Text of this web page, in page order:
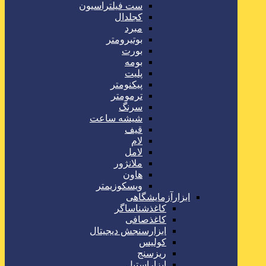
ست فیلتراسیون
کجلدال
مبرد
بوتیرومتر
بورت
بومه
پلیت
پیکنومتر
ترمومتر
سرنگ
شیشه ساعت
قیف
لام
لامل
ملانژور
هاون
ویسکوزیمتر
ابزارآزمایشگاهی
کاغذشناساگر
کاغذصافی
ابزارسنجش دیجیتال
کولیس
ریزسنج